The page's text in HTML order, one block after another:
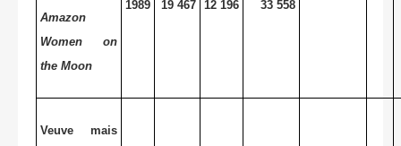
Amazon
Women on
the Moon
1989 19 467 12 196 33 558
Veuve mais